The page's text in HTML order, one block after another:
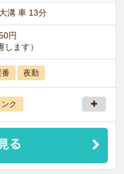
溝 車 13分
円
します）
番 夜勤
ク